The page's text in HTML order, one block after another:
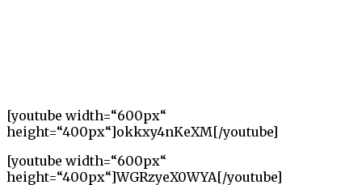
[youtube width=“600px“
height=“400px“]okkxy4nKeXM[/youtube]
[youtube width=“600px“
height=“400px“]WGRzyeX0WYA[/youtube]